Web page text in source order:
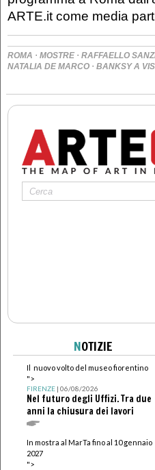
ARTE.it come media
ROMA · MOSTRE · RAFFAELLO
NATALIA DE MARCO · BANKSY A
NOTIZIE
Il nuovo volto del museo fiorentino
">
FIRENZE| 06/08/2026
Nel futuro degli Uffizi. Tra due
anni la chiusura dei lavori
In mostra al MarTa fino al 10 gennaio
2027
">